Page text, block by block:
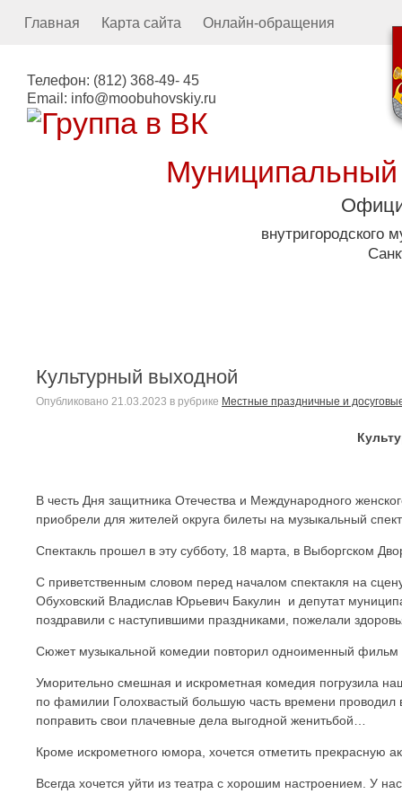
Главная Карта сайта Онлайн-обращения
Телефон: (812) 368-49- 45
Email: info@moobuhovskiy.ru
внутригородского
Культурный выходной
Опубликовано 21.03.2023 в рубрике Местные праздничные и
В честь Дня защитника Отечества и Международного
приобрели для жителей округа билеты на музыкальный
Спектакль прошел в эту субботу, 18 марта, в Выборгском
С приветственным словом перед началом спектакля на
Обуховский Владислав Юрьевич Бакулин и депутат
поздравили с наступившими праздниками, пожелали
Сюжет музыкальной комедии повторил одноименный
Уморительно смешная и искрометная комедия погрузила
по фамилии Голохвастый большую часть времени
поправить свои плачевные дела выгодной женитьбой…
Кроме искрометного юмора, хочется отметить прекрасную
Всегда хочется уйти из театра с хорошим настроением. У